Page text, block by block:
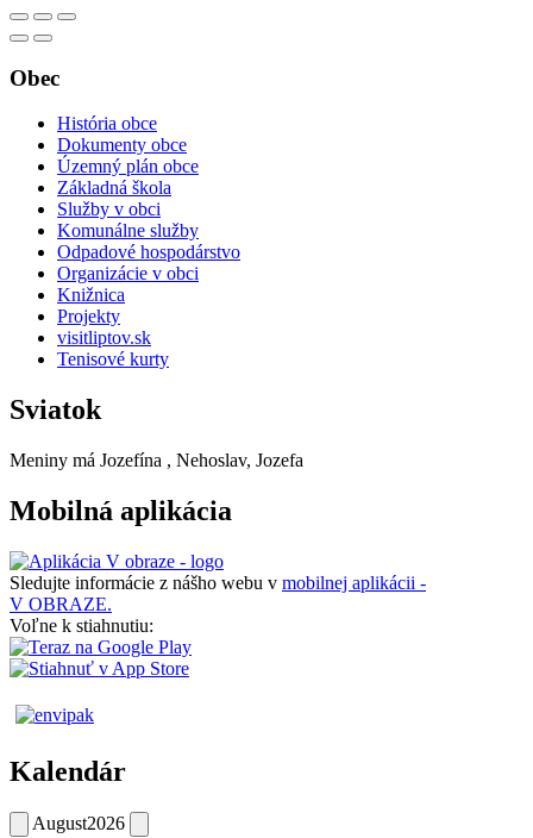
Obec
História obce
Dokumenty obce
Územný plán obce
Základná škola
Služby v obci
Komunálne služby
Odpadové hospodárstvo
Organizácie v obci
Knižnica
Projekty
visitliptov.sk
Tenisové kurty
Sviatok
Meniny má Jozefína , Nehoslav, Jozefa
Mobilná aplikácia
Sledujte informácie z nášho webu v mobilnej aplikácii -
V OBRAZE.
Voľne k stiahnutiu:
Kalendár
August2026